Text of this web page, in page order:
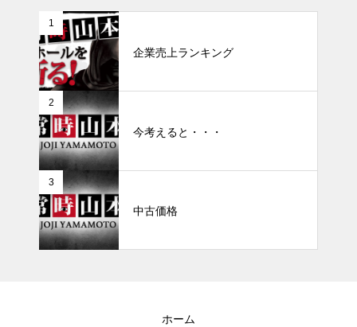
1
企業売上ランキング
2
今考えると・・・
3
中古価格
ホーム